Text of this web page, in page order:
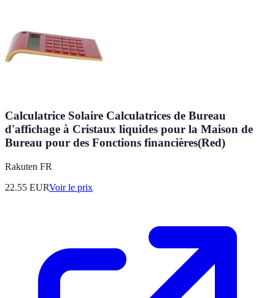
Calculatrice Solaire Calculatrices de Bureau
d'affichage à Cristaux liquides pour la Maison de
Bureau pour des Fonctions financières(Red)
Rakuten FR
22.55 EURVoir le prix